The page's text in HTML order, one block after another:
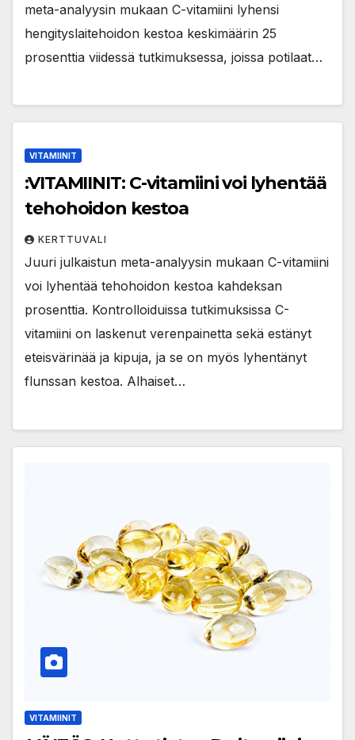
meta-analyysin mukaan C-vitamiini lyhensi
hengityslaitehoidon kestoa keskimäärin 25
prosenttia viidessä tutkimuksessa, joissa potilaat…
VITAMIINIT
:VITAMIINIT: C-vitamiini voi lyhentää
tehohoidon kestoa
KERTTUVALI
Juuri julkaistun meta-analyysin mukaan C-vitamiini
voi lyhentää tehohoidon kestoa kahdeksan
prosenttia. Kontrolloiduissa tutkimuksissa C-
vitamiini on laskenut verenpainetta sekä estänyt
eteisvärinää ja kipuja, ja se on myös lyhentänyt
flunssan kestoa. Alhaiset…
VITAMIINIT